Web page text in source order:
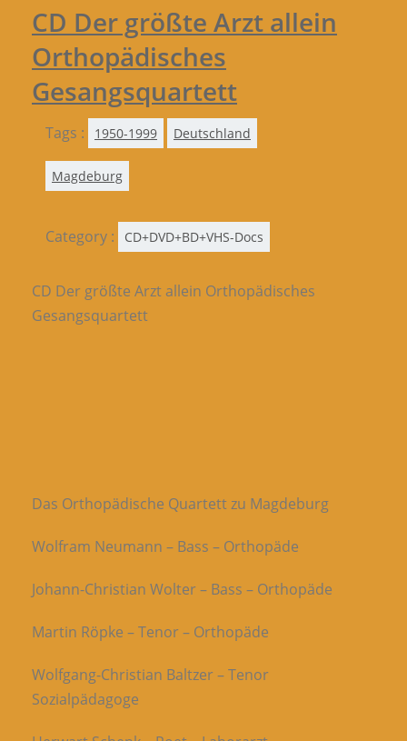
CD Der größte Arzt allein
Orthopädisches
Gesangsquartett
Tags : 1950-1999 Deutschland
Magdeburg
Category : CD+DVD+BD+VHS-Docs
CD Der größte Arzt allein Orthopädisches
Gesangsquartett
Das Orthopädische Quartett zu Magdeburg
Wolfram Neumann – Bass – Orthopäde
Johann-Christian Wolter – Bass – Orthopäde
Martin Röpke – Tenor – Orthopäde
Wolfgang-Christian Baltzer – Tenor
Sozialpädagoge